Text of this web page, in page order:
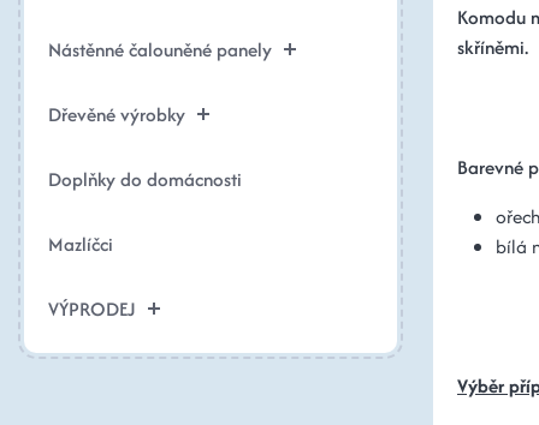
Nástěnné čalouněné panely
Dřevěné výrobky
Doplňky do domácnosti
Mazlíčci
VÝPRODEJ
Komodu
skříněmi.
Barevné
bílá
Výběr